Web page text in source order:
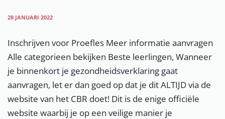
28 JANUARI 2022
Inschrijven voor Proefles Meer informatie aanvragen
Alle categorieen bekijken Beste leerlingen, Wanneer
je binnenkort je gezondheidsverklaring gaat
aanvragen, let er dan goed op dat je dit ALTIJD via de
website van het CBR doet! Dit is de enige officiële
website waarbij je op een veilige manier je